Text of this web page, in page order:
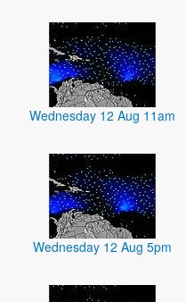
Wednesday 12 Aug 11am
Wednesday 12 Aug 5pm